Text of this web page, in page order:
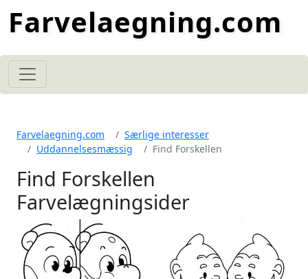
Farvelaegning.com
Farvelaegning.com
Særlige interesser
Uddannelsesmæssig
Find Forskellen
Find Forskellen
Farvelægningsider